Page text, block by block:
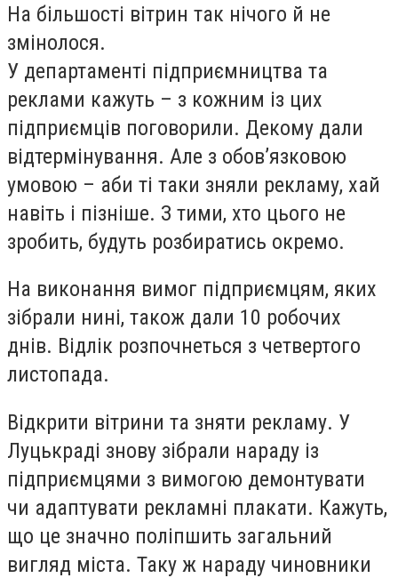
На більшості вітрин так нічого й не
змінолося.
У департаменті підприємництва та
реклами кажуть – з кожним із цих
підприємців поговорили. Декому дали
відтермінування. Але з обов’язковою
умовою – аби ті таки зняли рекламу, хай
навіть і пізніше. З тими, хто цього не
зробить, будуть розбиратись окремо.
На виконання вимог підприємцям, яких
зібрали нині, також дали 10 робочих
днів. Відлік розпочнеться з четвертого
листопада.
Відкрити вітрини та зняти рекламу. У
Луцькраді знову зібрали нараду із
підприємцями з вимогою демонтувати
чи адаптувати рекламні плакати. Кажуть,
що це значно поліпшить загальний
вигляд міста. Таку ж нараду чиновники